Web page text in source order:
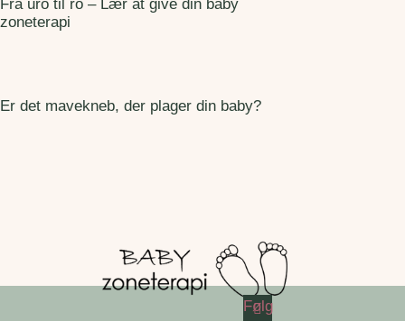
Fra uro til ro – Lær at give din baby
zoneterapi
Er det mavekneb, der plager din baby?
Følg